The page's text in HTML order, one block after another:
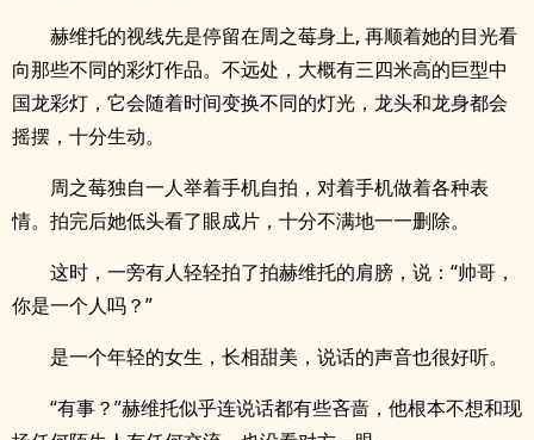
赫维托的视线先是停留在周之莓身上, 再顺着她的目光看
向那些不同的彩灯作品。不远处，大概有三四米高的巨型中
国龙彩灯，它会随着时间变换不同的灯光，龙头和龙身都会
摇摆，十分生动。
周之莓独自一人举着手机自拍，对着手机做着各种表
情。拍完后她低头看了眼成片，十分不满地一一删除。
这时，一旁有人轻轻拍了拍赫维托的肩膀，说：“帅哥，
你是一个人吗？”
是一个年轻的女生，长相甜美，说话的声音也很好听。
“有事？”赫维托似乎连说话都有些吝啬，他根本不想和现